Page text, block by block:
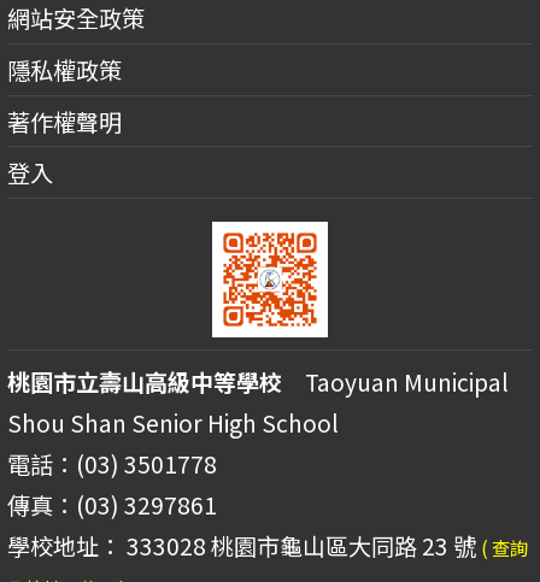
網站安全政策
隱私權政策
著作權聲明
登入
桃園市立壽山高級中等學校 Taoyuan Municipal
Shou Shan Senior High School
電話：(03) 3501778
傳真：(03) 3297861
學校地址： 333028 桃園市龜山區大同路 23 號 ( 查詢